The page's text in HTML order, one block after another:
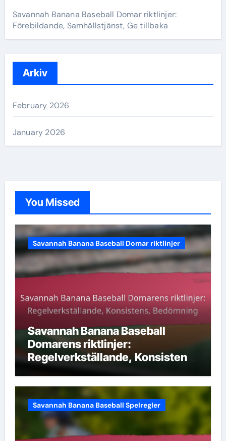
Savannah Banana Baseball Domar riktlinjer:
Förebildande, Samhällstjänst, Ge tillbaka
Arkiv
February 2026
January 2026
You Missed
Savannah Banana Baseball Domar riktlinjer
Savannah Banana Baseball
Domarens riktlinjer:
Regelverkställande, Konsistens,
Bedömning
Savannah Banana Baseball Spelregler